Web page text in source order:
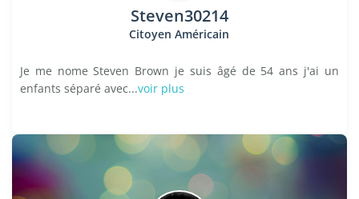
Steven30214
Citoyen Américain
Je me nome Steven Brown je suis âgé de 54 ans j'ai un
enfants séparé avec...voir plus